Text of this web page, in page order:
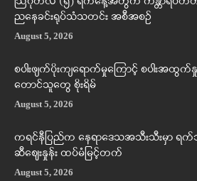
ညနေခင်းရုပ်သံသတင်း အစီအစဉ်
August 5, 2026
စပါးဖျက်ပိုးကျရောက်မှုကြောင့် စပါးအထွက်
တောင်သူတွေ စိုးရိမ်
August 5, 2026
ကရင်နီပြည်က နေရာဒေသအသီးသီးမှာ ရ
ဆီဈေးနှုန်း ထပ်မံမြင့်တက်
August 5, 2026